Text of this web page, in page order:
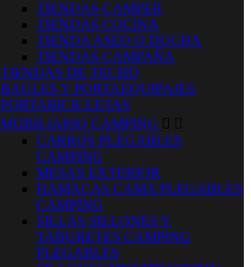
TIENDAS CAMPER
TIENDAS COCINA
TIENDA ASEO O DUCHA
TIENDAS CAMPAÑA
TIENDAS DE TECHO
BAULES Y PORTAEQUIPAJES
PORTABICICLETAS
MOBILIARIO CAMPING  
CARROS PLEGABLES
CAMPING
MESAS EXTERIOR
HAMACAS CAMA PLEGABLES
CAMPING
SILLAS SILLONES Y
TABURETES CAMPING
PLEGABLES